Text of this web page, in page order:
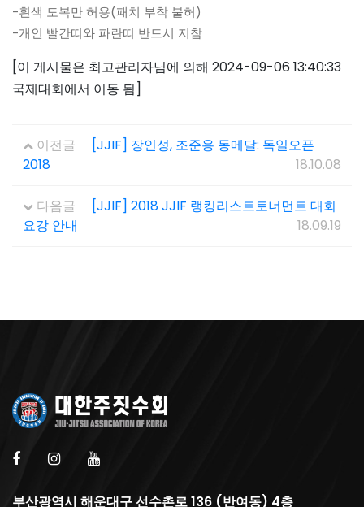
-흰색 도복만 허용(패치 부착 불허)
-개인 빨간띠와 파란띠 반드시 지참
[이 게시물은 최고관리자님에 의해 2024-09-06 13:40:33
국제대회에서 이동 됨]
이전글
[JJIF] 장인성, 조준용 동메달: 독일오픈
2018
18.10.08
다음글
[JJIF] 2018 JJIF 랭킹리스트토너먼트 대회
요강 안내
18.09.19
부산광역시 해운대구 선수촌로 136 (반여동) 4층